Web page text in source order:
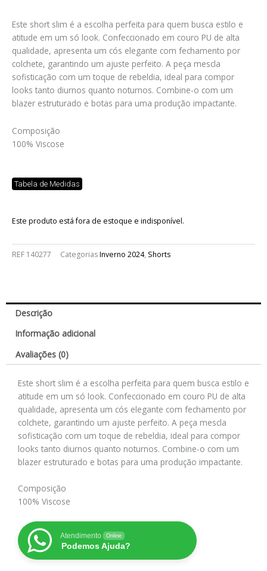
Este short slim é a escolha perfeita para quem busca estilo e
atitude em um só look. Confeccionado em couro PU de alta
qualidade, apresenta um cós elegante com fechamento por
colchete, garantindo um ajuste perfeito. A peça mescla
sofisticação com um toque de rebeldia, ideal para compor
looks tanto diurnos quanto noturnos. Combine-o com um
blazer estruturado e botas para uma produção impactante.
Composição
100% Viscose
Tabela de Medidas
Este produto está fora de estoque e indisponível.
REF 140277 CategoriasInverno 2024, Shorts
Descrição
Informação adicional
Avaliações (0)
Este short slim é a escolha perfeita para quem busca estilo e
atitude em um só look. Confeccionado em couro PU de alta
qualidade, apresenta um cós elegante com fechamento por
colchete, garantindo um ajuste perfeito. A peça mescla
sofisticação com um toque de rebeldia, ideal para compor
looks tanto diurnos quanto noturnos. Combine-o com um
blazer estruturado e botas para uma produção impactante.
Composição
100% Viscose
Atendimento Online
Podemos Ajuda?